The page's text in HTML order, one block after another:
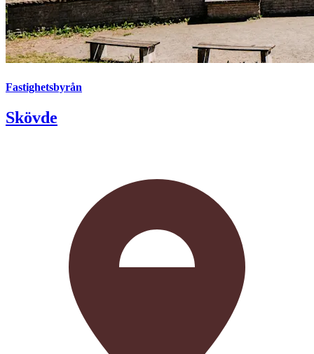
Fastighetsbyrån
Skövde